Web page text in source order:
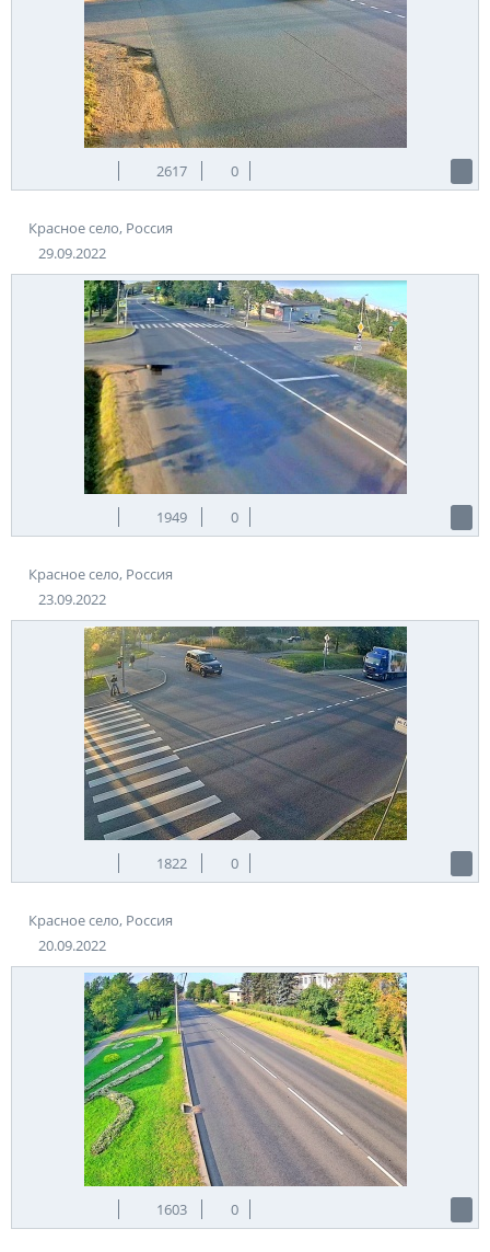
2617 0
Красное село, Россия
29.09.2022
1949 0
Красное село, Россия
23.09.2022
1822 0
Красное село, Россия
20.09.2022
1603 0